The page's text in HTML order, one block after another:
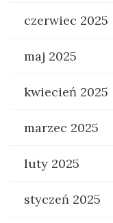
czerwiec 2025
maj 2025
kwiecień 2025
marzec 2025
luty 2025
styczeń 2025